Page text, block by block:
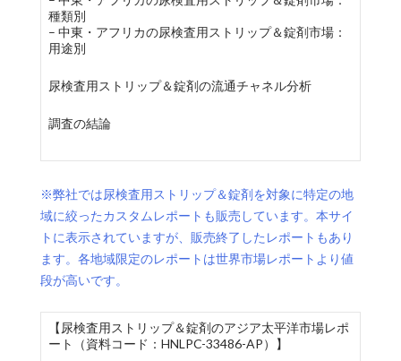
種類別
– 中東・アフリカの尿検査用ストリップ＆錠剤市場：
用途別
尿検査用ストリップ＆錠剤の流通チャネル分析
調査の結論
※弊社では尿検査用ストリップ＆錠剤を対象に特定の地
域に絞ったカスタムレポートも販売しています。本サイ
トに表示されていますが、販売終了したレポートもあり
ます。各地域限定のレポートは世界市場レポートより値
段が高いです。
【尿検査用ストリップ＆錠剤のアジア太平洋市場レポ
ート（資料コード：HNLPC-33486-AP）】